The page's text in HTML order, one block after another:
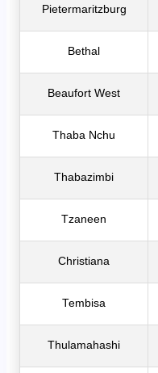
Pietermaritzburg
Bethal
Beaufort West
Thaba Nchu
Thabazimbi
Tzaneen
Christiana
Tembisa
Thulamahashi